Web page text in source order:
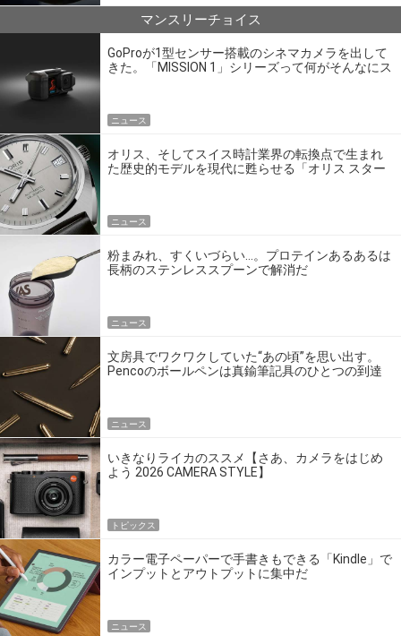
マンスリーチョイス
GoProが1型センサー搭載のシネマカメラを出して
きた。「MISSION 1」シリーズって何がそんなにス
ニュース
オリス、そしてスイス時計業界の転換点で生まれ
た歴史的モデルを現代に甦らせる「オリス スター
ニュース
粉まみれ、すくいづらい…。プロテインあるあるは
長柄のステンレススプーンで解消だ
ニュース
文房具でワクワクしていた“あの頃”を思い出す。
Pencoのボールペンは真鍮筆記具のひとつの到達
ニュース
いきなりライカのススメ【さあ、カメラをはじめ
よう 2026 CAMERA STYLE】
トピックス
カラー電子ペーパーで手書きもできる「Kindle」で
インプットとアウトプットに集中だ
ニュース